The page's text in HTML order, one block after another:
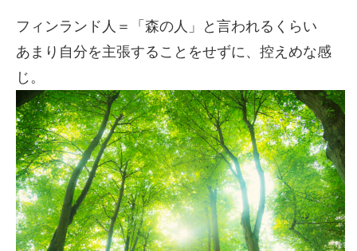
フィンランド人＝「森の人」と言われるくらい
あまり自分を主張することをせずに、 控えめな感
じ。